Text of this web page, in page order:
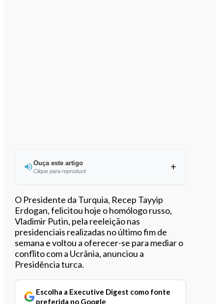
Ouça este artigo
Clique para reproduzir
Ouvir este artigo
O Presidente da Turquia, Recep Tayyip
Erdogan, felicitou hoje o homólogo russo,
Vladimir Putin, pela reeleição nas
presidenciais realizadas no último fim de
semana e voltou a oferecer-se para mediar o
conflito com a Ucrânia, anunciou a
Presidência turca.
Escolha a Executive Digest como fonte
preferida no Google